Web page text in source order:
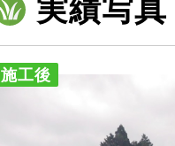
実績写真
施工後